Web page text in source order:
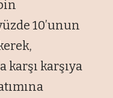
10’unun
karşıya